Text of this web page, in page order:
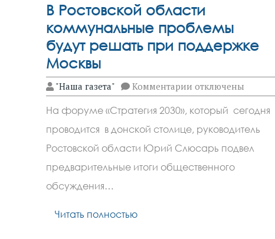
В Ростовской области
коммунальные проблемы
будут решать при поддержке
Москвы
"Наша газета" Комментариик
записи
Ростовской
области
коммунальные
проблемы
будут
решать
отключены
На форуме «Стратегия 2030», который сегодня
проводится в донской столице, руководитель
Ростовской области Юрий Слюсарь подвел
предварительные итоги общественного
обсуждения…
Читать полностью